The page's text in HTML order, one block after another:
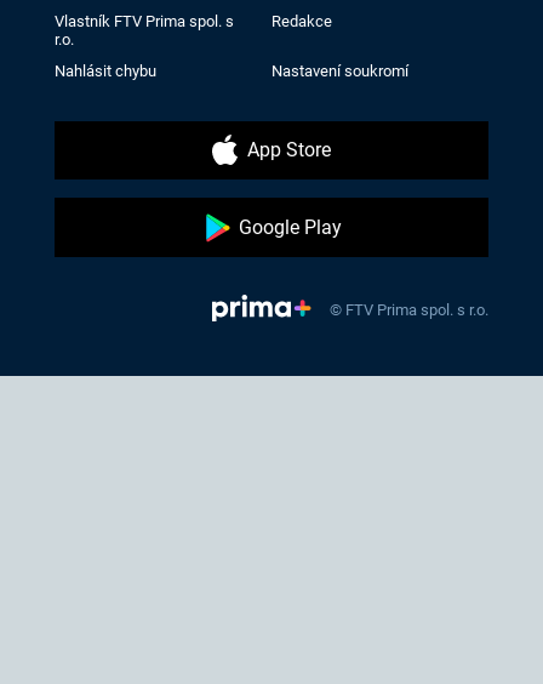
Vlastník FTV Prima spol. s
r.o.
Redakce
Nahlásit chybu Nastavení soukromí
App Store
Google Play
© FTV Prima spol. s r.o.